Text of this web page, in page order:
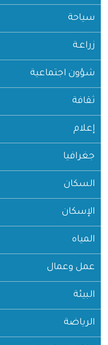
سياحة
زراعـة
شؤون اجتماعية
ثقافة
إعلام
جغرافيا
السكان
الإسكان
المياه
عمل وعمال
البيئة
الرياضة